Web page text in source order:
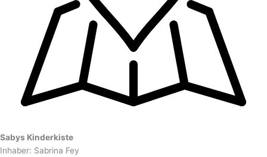
Sabys Kinderkiste
Inhaber: Sabrina Fey